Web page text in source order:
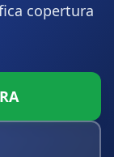
copertura